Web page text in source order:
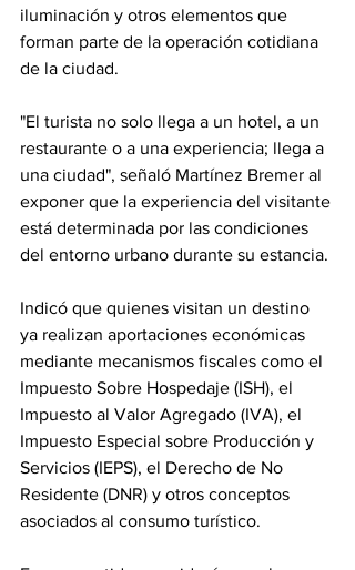
iluminación y otros elementos que
forman parte de la operación cotidiana
de la ciudad.
"El turista no solo llega a un hotel, a un
restaurante o a una experiencia; llega a
una ciudad", señaló Martínez Bremer al
exponer que la experiencia del visitante
está determinada por las condiciones
del entorno urbano durante su estancia.
Indicó que quienes visitan un destino
ya realizan aportaciones económicas
mediante mecanismos fiscales como el
Impuesto Sobre Hospedaje (ISH), el
Impuesto al Valor Agregado (IVA), el
Impuesto Especial sobre Producción y
Servicios (IEPS), el Derecho de No
Residente (DNR) y otros conceptos
asociados al consumo turístico.